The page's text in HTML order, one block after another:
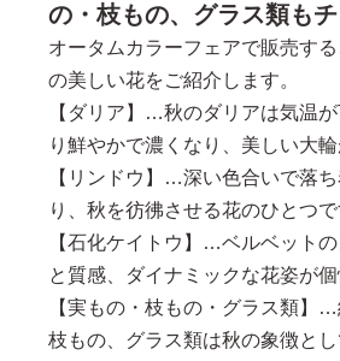
の・枝もの、グラス類も
オータムカラーフェアで販売す
の美しい花をご紹介します。
【ダリア】…秋のダリアは気温
り鮮やかで濃くなり、美しい大輪
【リンドウ】…深い色合いで落
り、秋を彷彿させる花のひとつで
【石化ケイトウ】…ベルベット
と質感、ダイナミックな花姿が個
【実もの・枝もの・グラス類】
枝もの、グラス類は秋の象徴と